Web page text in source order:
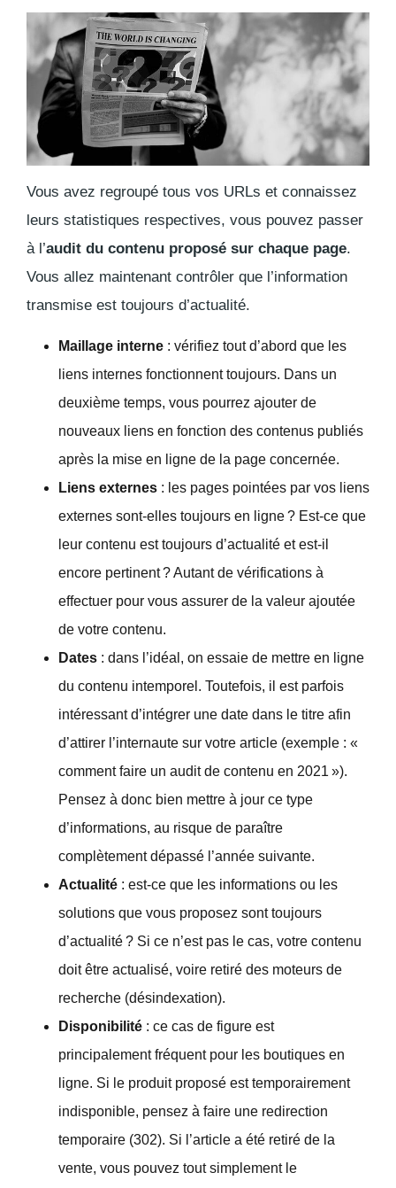
Vous avez regroupé tous vos URLs et connaissez
leurs statistiques respectives, vous pouvez passer
à l’audit du contenu proposé sur chaque page.
Vous allez maintenant contrôler que l’information
transmise est toujours d’actualité.
Maillage interne : vérifiez tout d’abord que les
liens internes fonctionnent toujours. Dans un
deuxième temps, vous pourrez ajouter de
nouveaux liens en fonction des contenus publiés
après la mise en ligne de la page concernée.
Liens externes : les pages pointées par vos liens
externes sont-elles toujours en ligne ? Est-ce que
leur contenu est toujours d’actualité et est-il
encore pertinent ? Autant de vérifications à
effectuer pour vous assurer de la valeur ajoutée
de votre contenu.
Dates : dans l’idéal, on essaie de mettre en ligne
du contenu intemporel. Toutefois, il est parfois
intéressant d’intégrer une date dans le titre afin
d’attirer l’internaute sur votre article (exemple : «
comment faire un audit de contenu en 2021 »).
Pensez à donc bien mettre à jour ce type
d’informations, au risque de paraître
complètement dépassé l’année suivante.
Actualité : est-ce que les informations ou les
solutions que vous proposez sont toujours
d’actualité ? Si ce n’est pas le cas, votre contenu
doit être actualisé, voire retiré des moteurs de
recherche (désindexation).
Disponibilité : ce cas de figure est
principalement fréquent pour les boutiques en
ligne. Si le produit proposé est temporairement
indisponible, pensez à faire une redirection
temporaire (302). Si l’article a été retiré de la
vente, vous pouvez tout simplement le